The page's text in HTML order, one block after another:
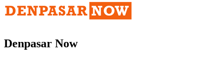
Denpasar Now